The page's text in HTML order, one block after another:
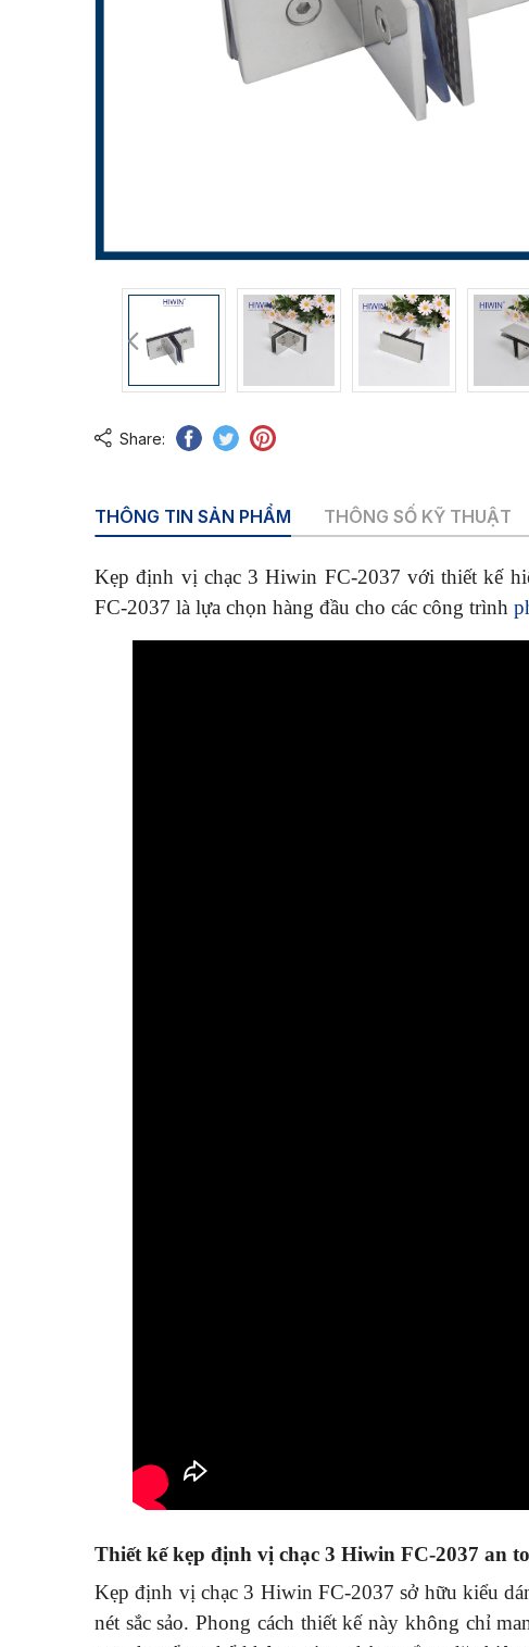
Share:
THÔNG TIN SẢN PHẨM THÔNG SỐ KỸ THUẬT
Kẹp định vị chạc 3 Hiwin FC-2037 với thiết kế
FC-2037 là lựa chọn hàng đầu cho các công trình
Thiết kế kẹp định vị chạc 3 Hiwin FC-2037 an
Kẹp định vị chạc 3 Hiwin FC-2037 sở hữu kiểu
nét sắc sảo. Phong cách thiết kế này không chỉ